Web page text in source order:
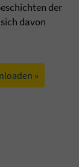
der
davon
»